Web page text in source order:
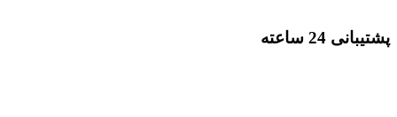
پشتیبانی 24 ساعته